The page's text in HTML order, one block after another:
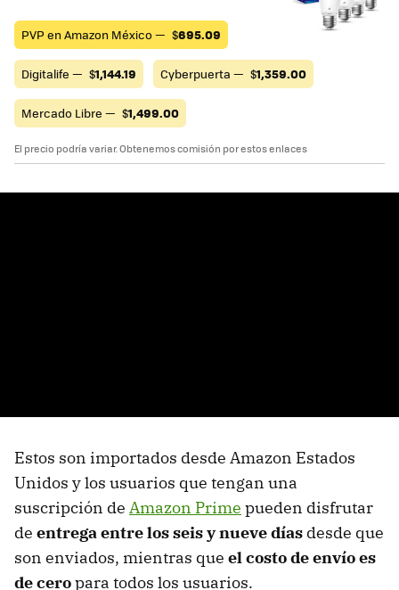
PVP en Amazon México — $695.09
Digitalife — $1,144.19 Cyberpuerta — $1,359.00
Mercado Libre — $1,499.00
El precio podría variar. Obtenemos comisión por estos enlaces
Estos son importados desde Amazon Estados
Unidos y los usuarios que tengan una
suscripción de Amazon Prime pueden disfrutar
de entrega entre los seis y nueve días desde que
son enviados, mientras que el costo de envío es
de ceropara todos los usuarios.